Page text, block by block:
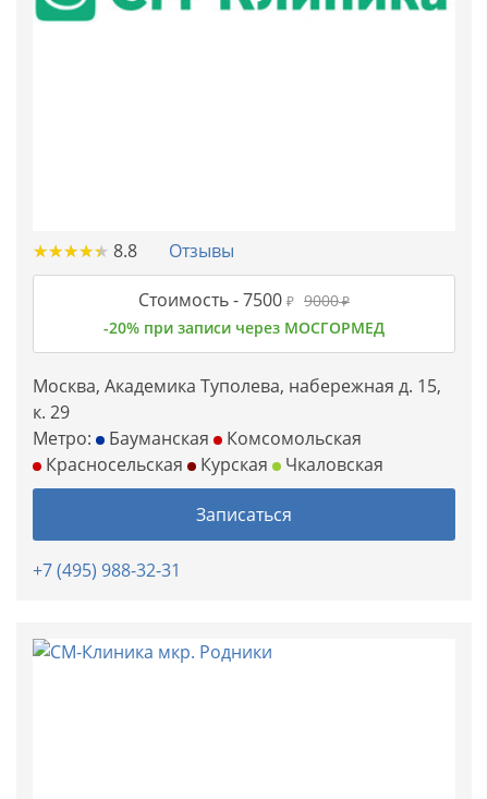
★★★★★
★★★★★ 8.8 Отзывы
Стоимость -7500 ₽ 9000₽
-20% при записи через МОСГОРМЕД
Москва, Академика Туполева, набережная д. 15,
к. 29
Метро:
Бауманская
Комсомольская
Красносельская
Курская Чкаловская
Записаться
+7 (495) 988-32-31